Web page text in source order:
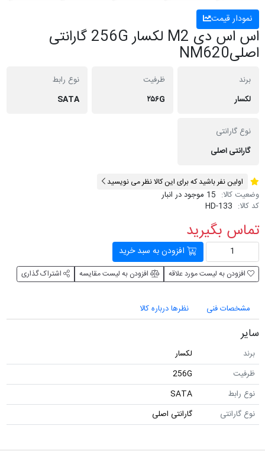
نمودار قیمت
اس اس دی M2 لکسار 256G گارانتی
اصلیNM620
برند
لکسار
ظرفیت
۲۵۶G
نوع رابط
SATA
نوع گارانتی
گارانتی اصلی
اولین نفر باشید که برای این کالا نظر می نویسید
وضعیت کالا: 15 موجود در انبار
کد کالا: HD-133
تماس بگیرید
افزودن به سبد خرید
افزودن به لیست مورد علاقه افزودن به لیست مقایسه اشتراک گذاری
مشخصات فنی نظرها درباره کالا
سایر
برند
لکسار
ظرفیت
256G
نوع رابط
SATA
نوع گارانتی
گارانتی اصلی